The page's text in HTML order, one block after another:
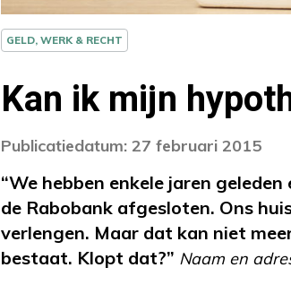
GELD, WERK & RECHT
Kan ik mijn
Publicatiedatum: 27 februari 2015
“We hebben enkele jaren
de Rabobank afgesloten. Ons
verlengen. Maar dat kan niet
bestaat. Klopt dat?” Naam en